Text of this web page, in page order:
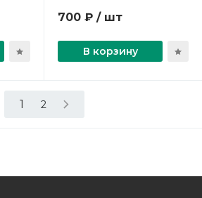
700 ₽ / шт
В корзину
1 2